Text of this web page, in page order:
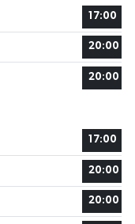
17:00
20:00
20:00
17:00
20:00
20:00